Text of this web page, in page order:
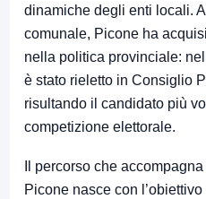
dinamiche degli enti locali.
comunale, Picone ha
nella politica provinciale:
è stato rieletto in Consiglio
risultando il candidato più
competizione elettorale.
Il percorso che
Picone nasce con